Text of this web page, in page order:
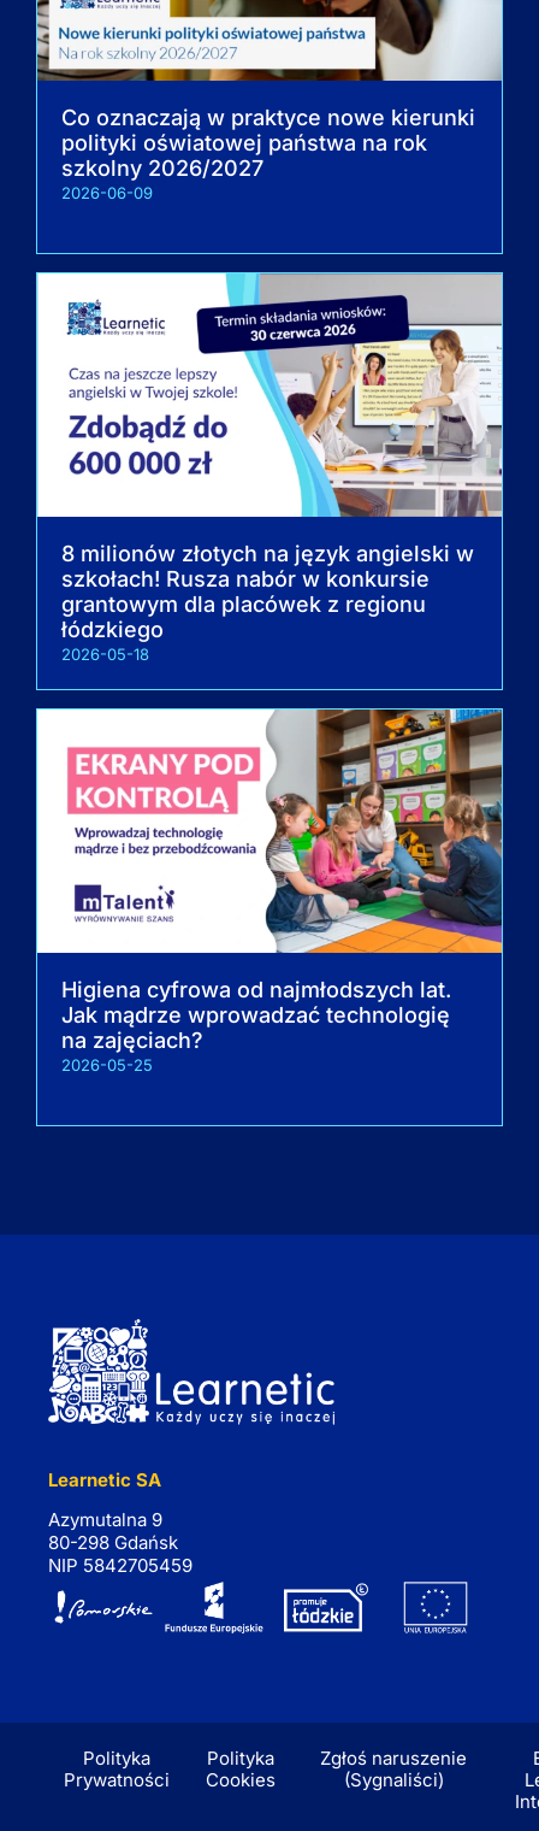
Co oznaczają w praktyce nowe kierunki
polityki oświatowej państwa na rok
szkolny 2026/2027
2026-06-09
8 milionów złotych na język angielski w
szkołach! Rusza nabór w konkursie
grantowym dla placówek z regionu
łódzkiego
2026-05-18
Higiena cyfrowa od najmłodszych lat.
Jak mądrze wprowadzać technologię
na zajęciach?
2026-05-25
Learnetic SA
Azymutalna 9
80-298 Gdańsk
NIP 5842705459
Polityka
Prywatności
Polityka
Cookies
Zgłoś naruszenie
(Sygnaliści)